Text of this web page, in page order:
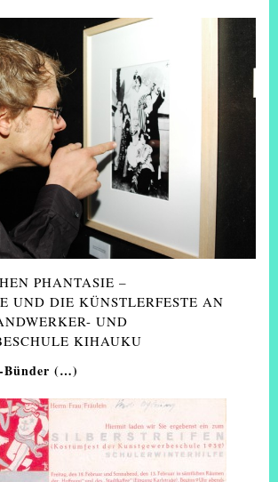
PHANTASIE –
UND DIE KÜNSTLERFESTE AN
UND
KIHAUKU
(…)